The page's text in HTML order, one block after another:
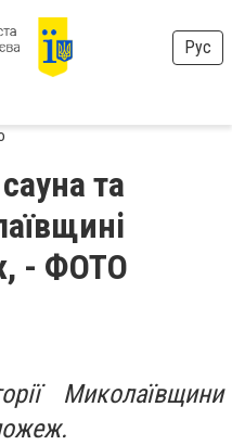
Рус
та
- ФОТО
Миколаївщини